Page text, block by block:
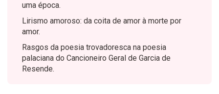
uma época.
Lirismo amoroso: da coita de amor à morte por
amor.
Rasgos da poesia trovadoresca na poesia
palaciana do Cancioneiro Geral de Garcia de
Resende.